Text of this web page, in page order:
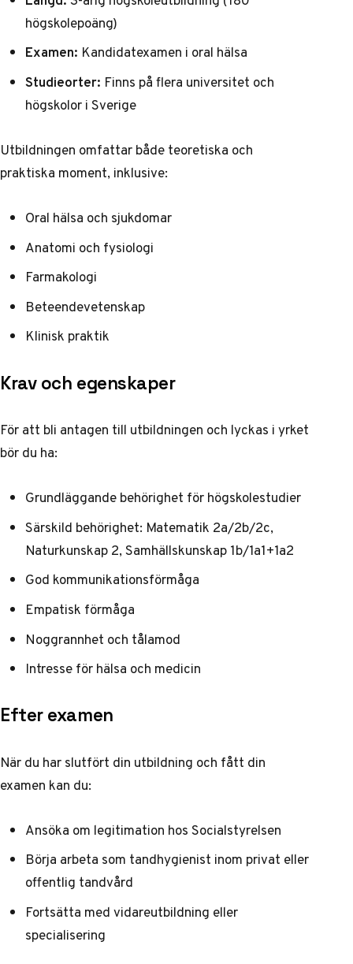
högskolepoäng)
Examen: Kandidatexamen i oral hälsa
Studieorter: Finns på flera universitet och
högskolor i Sverige
Utbildningen omfattar både teoretiska och
praktiska moment, inklusive:
Oral hälsa och sjukdomar
Anatomi och fysiologi
Farmakologi
Beteendevetenskap
Klinisk praktik
Krav och egenskaper
För att bli antagen till utbildningen och lyckas i yrket
bör du ha:
Grundläggande behörighet för högskolestudier
Särskild behörighet: Matematik 2a/2b/2c,
Naturkunskap 2, Samhällskunskap 1b/1a1+1a2
God kommunikationsförmåga
Empatisk förmåga
Noggrannhet och tålamod
Intresse för hälsa och medicin
Efter examen
När du har slutfört din utbildning och fått din
examen kan du:
Ansöka om legitimation hos Socialstyrelsen
Börja arbeta som tandhygienist inom privat eller
offentlig tandvård
Fortsätta med vidareutbildning eller
specialisering